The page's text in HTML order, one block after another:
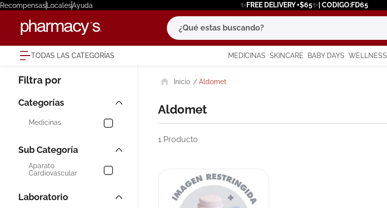
RecompensasLocalesAyuda ✨FREE DELIVERY +$65✨| CODIGO:FD65
¿Qué estas buscando?
TODAS LAS CATEGORÍAS MEDICINAS SKINCARE BABY DAYS WELLNESS
Medicinas
Aparato
Cardiovascular
Laboratorio
Aldomet
Aldomet
1 Producto
términos más buscados
1. eucerin
6. degraler
7. isdin
roche posay